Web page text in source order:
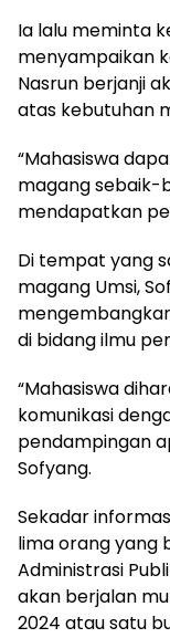
Ia lalu meminta
menyampaikan
Nasrun berjanji
atas kebutuhan
“Mahasiswa
magang sebaik-
mendapatkan
Di tempat yang
magang Umsi,
di bidang ilmu
“Mahasiswa
komunikasi
pendampingan
Sofyang.
Sekadar
lima orang yang
Administrasi
akan berjalan
2024 atau satu